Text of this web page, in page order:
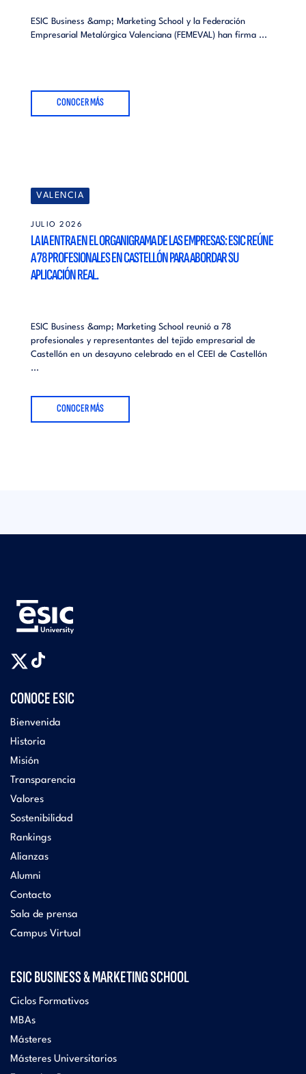
ESIC Business &amp; Marketing School y la Federación
Empresarial Metalúrgica Valenciana (FEMEVAL) han firma ...
CONOCER MÁS
VALENCIA
JULIO 2026
LA IA ENTRA EN EL ORGANIGRAMA DE LAS EMPRESAS: ESIC REÚNE
A 78 PROFESIONALES EN CASTELLÓN PARA ABORDAR SU
APLICACIÓN REAL.
ESIC Business &amp; Marketing School reunió a 78
profesionales y representantes del tejido empresarial de
Castellón en un desayuno celebrado en el CEEI de Castellón
...
CONOCER MÁS
CONOCE ESIC
Bienvenida
Historia
Misión
Transparencia
Valores
Sostenibilidad
Rankings
Alianzas
Alumni
Contacto
Sala de prensa
Campus Virtual
ESIC BUSINESS & MARKETING SCHOOL
Ciclos Formativos
MBAs
Másteres
Másteres Universitarios